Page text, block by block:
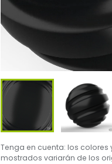
Tenga en cuenta: los colores
mostrados variarán de los